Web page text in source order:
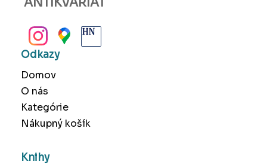
Odkazy
Domov
O nás
Kategórie
Nákupný košík
Knihy